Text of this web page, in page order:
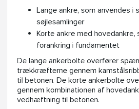
Lange ankre, som anvendes i
søjlesamlinger
Korte ankre med hovedankre,
forankring i fundamentet
De lange ankerbolte overfører
trækkræfterne gennem
til betonen. De korte ankerbolte
gennem kombinationen af
vedhæftning til betonen.